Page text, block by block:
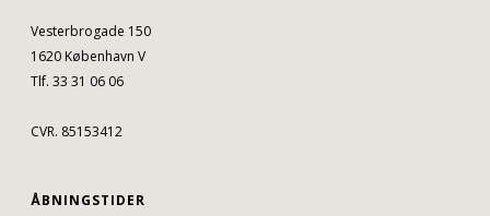
Vesterbrogade 150
1620 København V
Tlf. 33 31 06 06
CVR. 85153412
ÅBNINGSTIDER